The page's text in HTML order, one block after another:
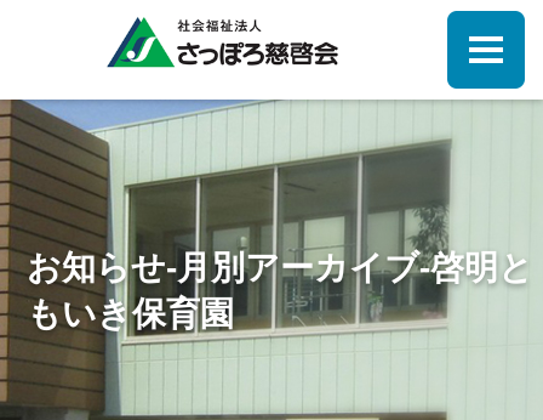
お知らせ-月別アーカイブ-啓明と
もいき保育園